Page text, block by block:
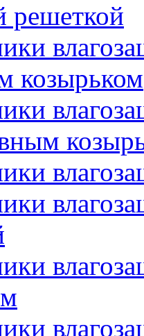
решеткой
козырьком